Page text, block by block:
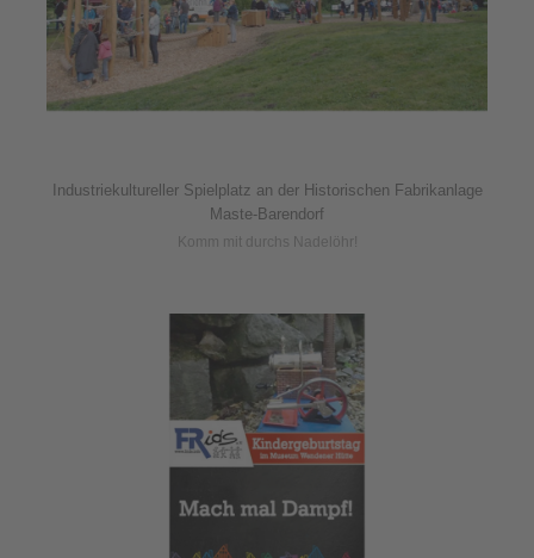
Industriekultureller Spielplatz an der Historischen Fabrikanlage
Maste-Barendorf
Komm mit durchs Nadelöhr!